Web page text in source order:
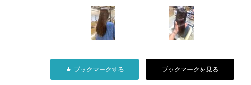
★ ブックマークする ブックマークを見る